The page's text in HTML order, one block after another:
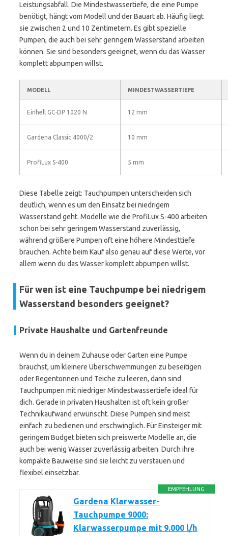
Leistungsabfall. Die Mindestwassertiefe, die eine Pumpe
benötigt, hängt vom Modell und der Bauart ab. Häufig liegt
sie zwischen 2 und 10 Zentimetern. Es gibt spezielle
Pumpen, die auch bei sehr geringem Wasserstand arbeiten
können. Sie sind besonders geeignet, wenn du das Wasser
komplett abpumpen willst.
MODELL MINDESTWASSERTIEFE
Einhell GC-DP 1020 N 12 mm
Gardena Classic 4000/2 10 mm
ProfiLux S-400 5 mm
Diese Tabelle zeigt: Tauchpumpen unterscheiden sich
deutlich, wenn es um den Einsatz bei niedrigem
Wasserstand geht. Modelle wie die ProfiLux S-400 arbeiten
schon bei sehr geringem Wasserstand zuverlässig,
während größere Pumpen oft eine höhere Mindesttiefe
brauchen. Achte beim Kauf also genau auf diese Werte, vor
allem wenn du das Wasser komplett abpumpen willst.
Für wen ist eine Tauchpumpe bei niedrigem
Wasserstand besonders geeignet?
Private Haushalte und Gartenfreunde
Wenn du in deinem Zuhause oder Garten eine Pumpe
brauchst, um kleinere Überschwemmungen zu beseitigen
oder Regentonnen und Teiche zu leeren, dann sind
Tauchpumpen mit niedriger Mindestwassertiefe ideal für
dich. Gerade in privaten Haushalten ist oft kein großer
Technikaufwand erwünscht. Diese Pumpen sind meist
einfach zu bedienen und erschwinglich. Für Einsteiger mit
geringem Budget bieten sich preiswerte Modelle an, die
auch bei wenig Wasser zuverlässig arbeiten. Durch ihre
kompakte Bauweise sind sie leicht zu verstauen und
flexibel einsetzbar.
EMPFEHLUNG
Gardena Klarwasser-
Tauchpumpe 9000:
Klarwasserpumpe mit 9.000 l/h